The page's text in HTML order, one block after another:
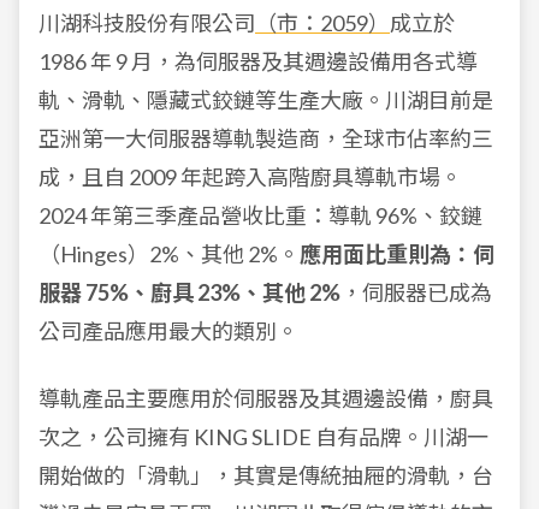
川湖科技股份有限公司 （市：2059） 成立於
1986 年 9 月，為伺服器及其週邊設備用各式導
軌、滑軌、隱藏式鉸鏈等生產大廠。川湖目前是
亞洲第一大伺服器導軌製造商，全球市佔率約三
成，且自 2009 年起跨入高階廚具導軌市場。
2024 年第三季產品營收比重：導軌 96%、鉸鏈
（Hinges）2%、其他 2%。 應用面比重則為：伺
服器 75%、廚具 23%、其他 2% ，伺服器已成為
公司產品應用最大的類別。
導軌產品主要應用於伺服器及其週邊設備，廚具
次之，公司擁有 KING SLIDE 自有品牌。川湖一
開始做的「滑軌」，其實是傳統抽屜的滑軌，台